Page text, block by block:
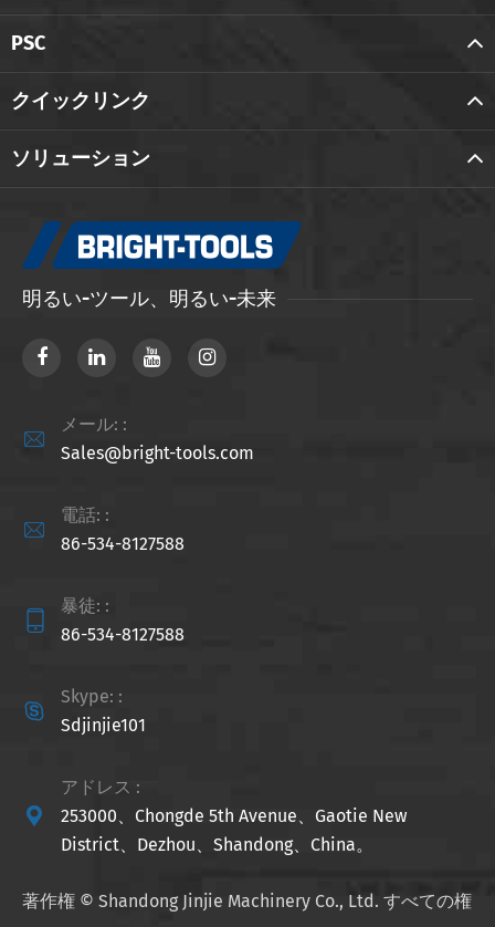
PSC
クイックリンク
ソリューション
明るい-ツール、明るい-未来

メール: :
Sales@bright-tools.com

電話: :
86-534-8127588

暴徒: :
86-534-8127588

Skype: :
Sdjinjie101

アドレス :
253000、Chongde 5th Avenue、Gaotie New
District、Dezhou、Shandong、China。
著作権 © Shandong Jinjie Machinery Co., Ltd. すべての権